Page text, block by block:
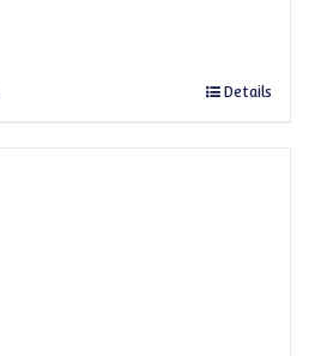
Dieses Produkt weist mehrere Varianten
Details